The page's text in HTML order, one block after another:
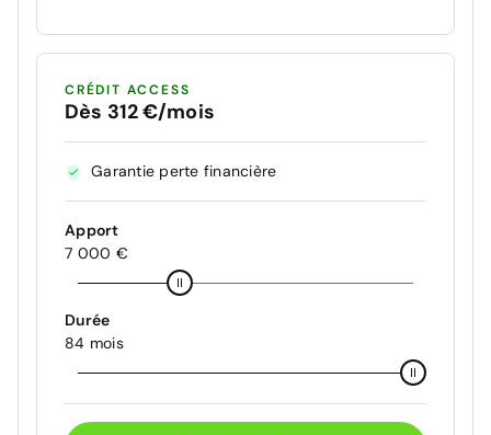
CRÉDIT ACCESS
Dès 312 €/mois
Garantie perte financière
Apport
7 000 €
Durée
84 mois